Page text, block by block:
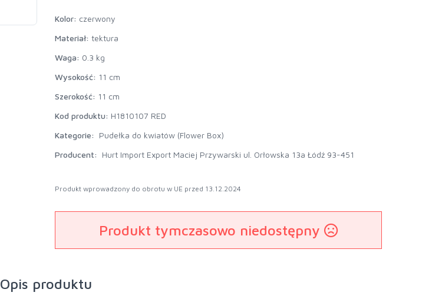
Kolor: czerwony
Materiał: tektura
Waga: 0.3 kg
Wysokość: 11 cm
Szerokość: 11 cm
Kod produktu: H1810107 RED
Kategorie:
Pudełka do kwiatów (Flower Box)
Producent:
Hurt Import Export Maciej Przywarski ul. Orłowska 13a Łódź 93-451
Produkt wprowadzony do obrotu w UE przed 13.12.2024
Produkt tymczasowo niedostępny
Opis produktu